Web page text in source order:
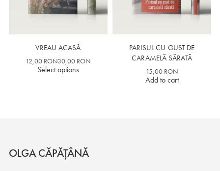
VREAU ACASĂ
12,00 RON30,00 RON
Select options
PARISUL CU GUST DE
CARAMELĂ SĂRATĂ
15,00 RON
Add to cart
OLGA CĂPĂȚÂNĂ